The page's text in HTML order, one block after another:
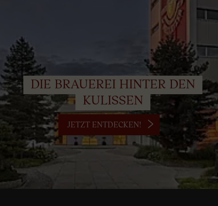
DIE BRAUEREI HINTER DEN
KULISSEN
JETZT ENTDECKEN!